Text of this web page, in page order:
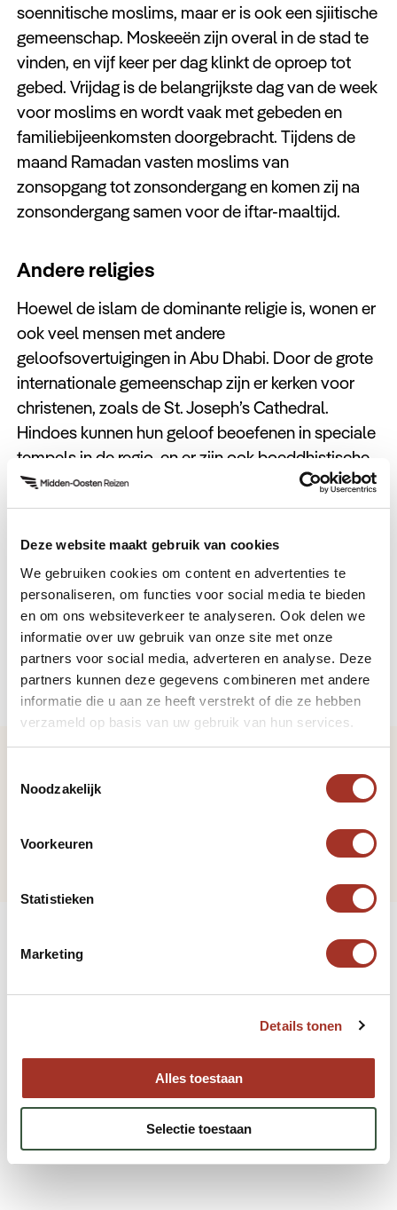
Deze website maakt gebruik van cookies
We gebruiken cookies om content en advertenties te
personaliseren, om functies voor social media te bieden
en om ons websiteverkeer te analyseren. Ook delen we
informatie over uw gebruik van onze site met onze
partners voor social media, adverteren en analyse. Deze
partners kunnen deze gegevens combineren met andere
informatie die u aan ze heeft verstrekt of die ze hebben
verzameld op basis van uw gebruik van hun services.
Noodzakelijk
Voorkeuren
Statistieken
Marketing
Details tonen
Alles toestaan
Selectie toestaan
soennitische moslims, maar er is ook een sjiitische
gemeenschap. Moskeeën zijn overal in de stad te
vinden, en vijf keer per dag klinkt de oproep tot
gebed. Vrijdag is de belangrijkste dag van de week
voor moslims en wordt vaak met gebeden en
familiebijeenkomsten doorgebracht. Tijdens de
maand Ramadan vasten moslims van
zonsopgang tot zonsondergang en komen zij na
zonsondergang samen voor de iftar-maaltijd.
Andere religies
Hoewel de islam de dominante religie is, wonen er
ook veel mensen met andere
geloofsovertuigingen in Abu Dhabi. Door de grote
internationale gemeenschap zijn er kerken voor
christenen, zoals de St. Joseph’s Cathedral.
Hindoes kunnen hun geloof beoefenen in speciale
tempels in de regio, en er zijn ook boeddhistische
en sikh-gemeenschappen.
deze binnen de wet en culturele normen blijft.
Missionaire activiteiten en religieuze kritiek zijn niet
toegestaan, maar expats en toeristen kunnen hun
geloof in privésfeer en in erkende gebedshuizen
uitoefenen.
Volgende pagina
naar een volgende reis?
Neem contact op